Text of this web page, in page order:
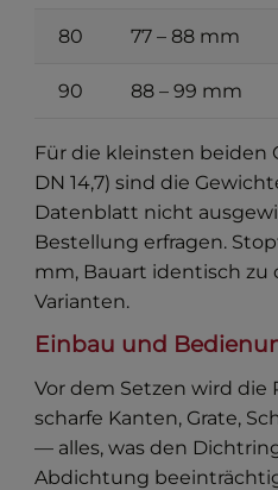
80 77 – 88 mm
90 88 – 99 mm
Für die kleinsten beiden
DN 14,7) sind die
Datenblatt nicht
Bestellung erfragen.
mm, Bauart identisch zu
Varianten.
Einbau und
Vor dem Setzen wird die
scharfe Kanten, Grate,
— alles, was den
Abdichtung